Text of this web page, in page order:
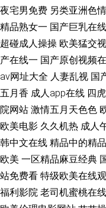
国产日逼免费视频 免费大
视觉电影免费 91小视频观看
区精品无 91老司机福利 豆
人AV网 91福利姬高清无码
理论韩国理论午夜一区 亚洲
品一期二期三期 日韩欧美三
夜宅男免费 另类亚洲色情
精品熟女一 国产巨乳在
超碰成人操操 欧美猛交
产在线一 国产原创视频
av网址大全 人妻乱视 国
五月香 成人app在线 四
院网站 激情五月天色色
欧美电影 久久机热 成人
韩中文在线 精品中的精品
欧美 一区精品麻豆经典
站免费看 特级欧美在线
福利影院 老司机蜜桃在线